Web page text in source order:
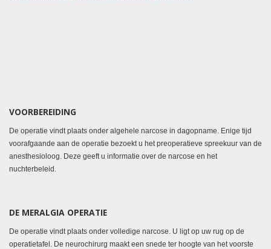
VOORBEREIDING
De operatie vindt plaats onder algehele narcose in dagopname. Enige tijd
voorafgaande aan de operatie bezoekt u het preoperatieve spreekuur van de
anesthesioloog. Deze geeft u informatie over de narcose en het
nuchterbeleid.
DE MERALGIA OPERATIE
De operatie vindt plaats onder volledige narcose. U ligt op uw rug op de
operatietafel. De neurochirurg maakt een snede ter hoogte van het voorste